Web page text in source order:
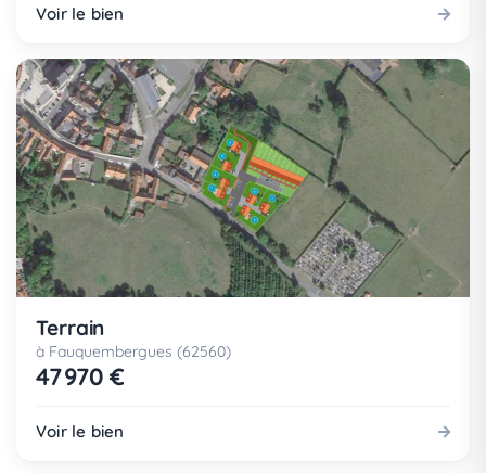
Voir le bien
Terrain
à Fauquembergues (62560)
47 970 €
Voir le bien